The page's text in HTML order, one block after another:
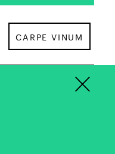
CARPE VINUM
×